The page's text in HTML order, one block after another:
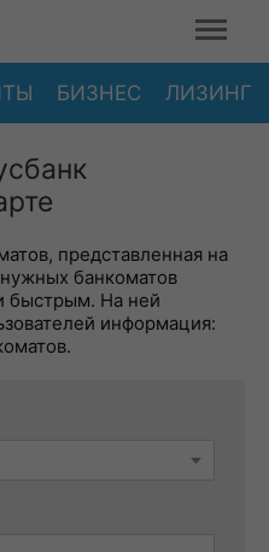
БИЗНЕС ЛИЗИНГ
представленная на
банкоматов
быстрым. На ней
информация: